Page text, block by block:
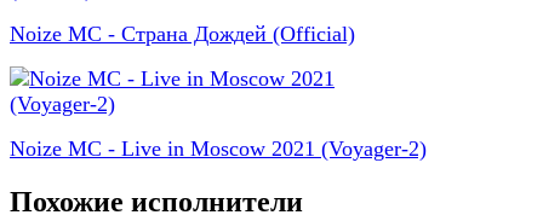
Noize MC - Страна Дождей (Official)
Noize MC - Live in Moscow 2021 (Voyager-2)
Похожие исполнители